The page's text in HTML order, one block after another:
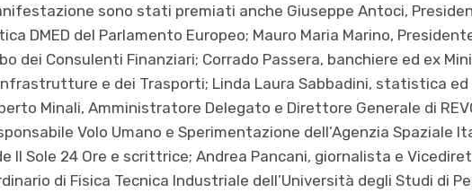
sono stati premiati anche Giuseppe Antoci,
DMED del Parlamento Europeo; Mauro Maria Marino,
dei Consulenti Finanziari; Corrado Passera, banchiere ed ex
e dei Trasporti; Linda Laura Sabbadini, statistica
Minali, Amministratore Delegato e Direttore Generale di
Volo Umano e Sperimentazione dell’Agenzia Spaziale
Il Sole 24 Ore e scrittrice; Andrea Pancani, giornalista e
di Fisica Tecnica Industriale dell’Università degli Studi di